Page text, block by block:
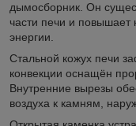
дымосборник. Он
части печи и повышает
энергии.
Стальной кожух печи
конвекции оснащён
Внутренние вырезы
воздуха к камням,